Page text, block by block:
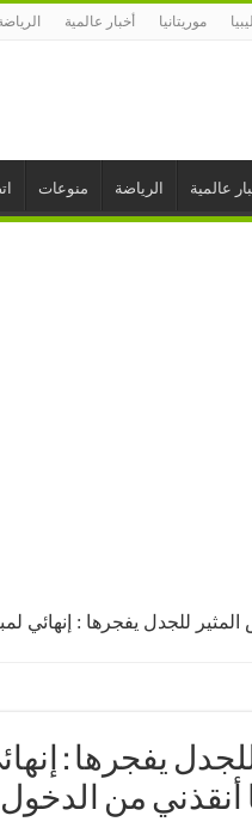
ليبيا موريتانيا أخبار عالمية
عالمية الرياضة منوعات
للجدل يفجرها : إنهائي
يفجرها :
من الدخول